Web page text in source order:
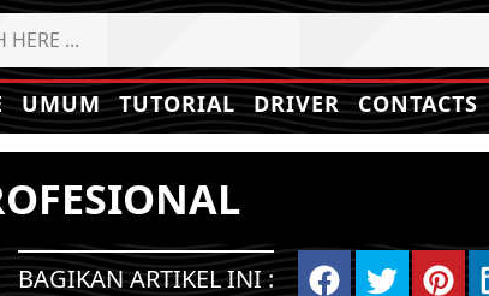
UMUM TUTORIAL DRIVER CONTACTS
BAGIKAN ARTIKEL INI :